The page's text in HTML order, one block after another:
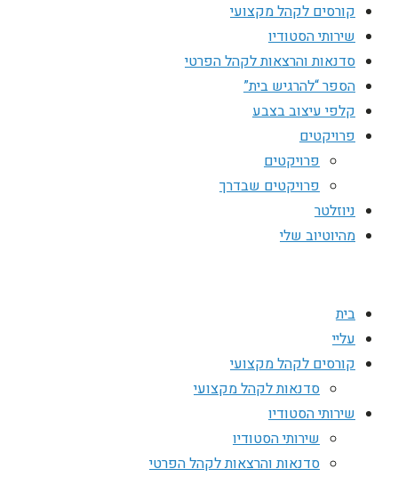
קורסים לקהל מקצועי
שירותי הסטודיו
סדנאות והרצאות לקהל הפרטי
הספר “להרגיש בית”
קלפי עיצוב בצבע
פרויקטים
פרויקטים
פרויקטים שבדרך
ניוזלטר
מהיוטיוב שלי
בית
עליי
קורסים לקהל מקצועי
סדנאות לקהל מקצועי
שירותי הסטודיו
שירותי הסטודיו
סדנאות והרצאות לקהל הפרטי